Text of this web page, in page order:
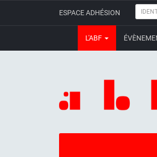
ESPACE ADHÉSION
L'ABF